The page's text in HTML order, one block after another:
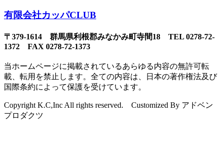
有限会社カッパCLUB
〒379-1614 群馬県利根郡みなかみ町寺間18 TEL 0278-72-
1372 FAX 0278-72-1373
当ホームページに掲載されているあらゆる内容の無許可転
載、転用を禁止します。全ての内容は、日本の著作権法及び
国際条約によって保護を受けています。
Copyright K.C,Inc All rights reserved. Customized By アドベン
プロダクツ